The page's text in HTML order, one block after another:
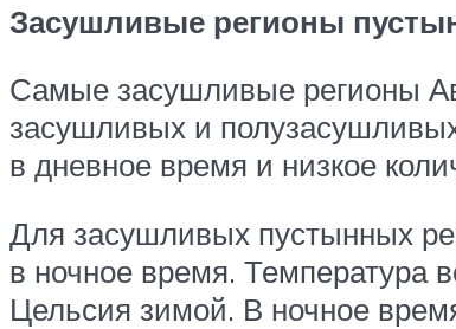
Засушливые регионы
Самые засушливые регионы
засушливых и
в дневное время и низкое
Для засушливых пустынных
в ночное время. Температура
Цельсия зимой. В ночное